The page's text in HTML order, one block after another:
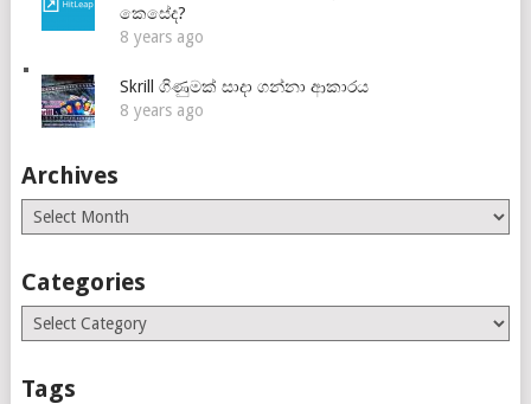
කෙසේද?
8 years ago
Skrill ගිණුමක් සාදා ගන්නා ආකාරය
8 years ago
Archives
Archives
Categories
Categories
Tags